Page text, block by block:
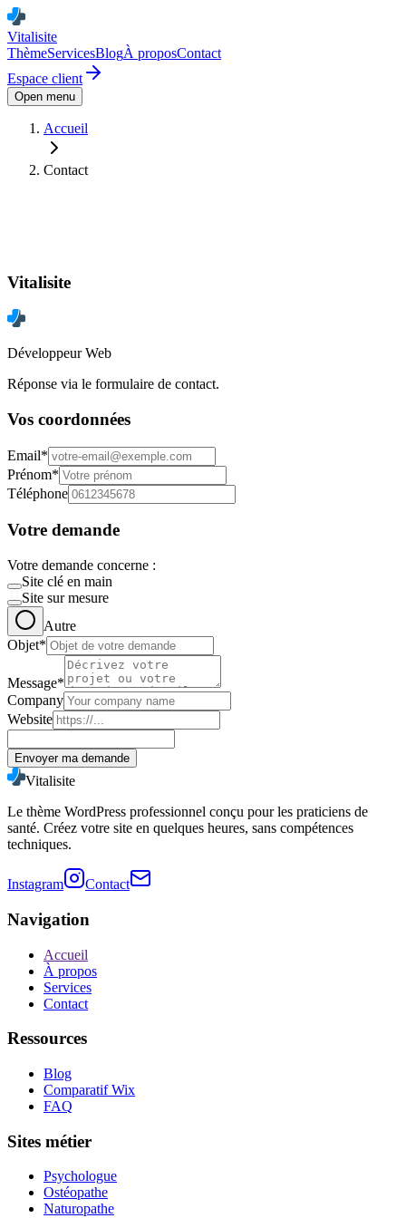
Vitalisite
ThèmeServicesBlogÀ proposContact
Espace client
Open menu
Accueil
Contact
Vitalisite
Développeur Web
Réponse via le formulaire de contact.
Vos coordonnées
Email*
Prénom*
Téléphone
Votre demande
Votre demande concerne :
Site clé en main
Site sur mesure
Autre
Objet*
Message*
Company
Website
Envoyer ma demande
Vitalisite
Le thème WordPress professionnel conçu pour les praticiens de
santé. Créez votre site en quelques heures, sans compétences
techniques.
Instagram Contact
Navigation
Accueil
À propos
Services
Contact
Ressources
Blog
Comparatif Wix
FAQ
Sites métier
Psychologue
Ostéopathe
Naturopathe